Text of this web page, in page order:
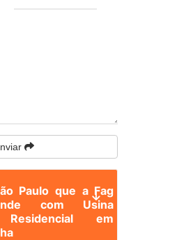
Paulo que a Fag
com Usina
Residencial em